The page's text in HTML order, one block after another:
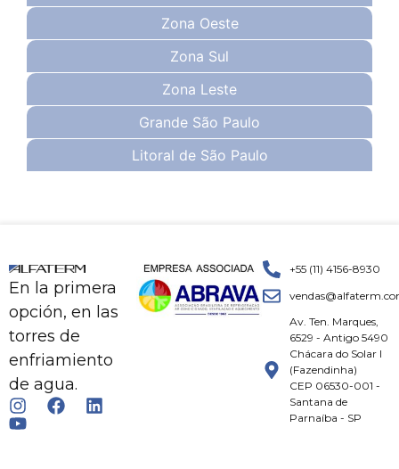
Zona Oeste
Zona Sul
Zona Leste
Grande São Paulo
Litoral de São Paulo
En la primera
opción, en las
torres de
enfriamiento
de agua.
+55 (11) 4156-8930
Av. Ten. Marques,
6529 - Antigo 5490
Chácara do Solar I
(Fazendinha)
CEP 06530-001 -
Santana de
Parnaíba - SP